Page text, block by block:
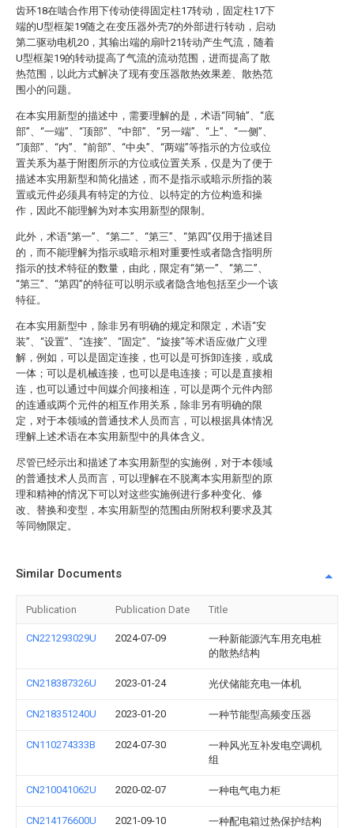
齿环18在啮合作用下传动使得固定柱17转动，固定柱17下
端的U型框架19随之在变压器外壳7的外部进行转动，启动
第二驱动电机20，其输出端的扇叶21转动产生气流，随着
U型框架19的转动提高了气流的流动范围，进而提高了散
热范围，以此方式解决了现有变压器散热效果差、散热范
围小的问题。
在本实用新型的描述中，需要理解的是，术语“同轴”、“底
部”、“一端”、“顶部”、“中部”、“另一端”、“上”、“一侧”、
“顶部”、“内”、“前部”、“中央”、“两端”等指示的方位或位
置关系为基于附图所示的方位或位置关系，仅是为了便于
描述本实用新型和简化描述，而不是指示或暗示所指的装
置或元件必须具有特定的方位、以特定的方位构造和操
作，因此不能理解为对本实用新型的限制。
此外，术语“第一”、“第二”、“第三”、“第四”仅用于描述目
的，而不能理解为指示或暗示相对重要性或者隐含指明所
指示的技术特征的数量，由此，限定有“第一”、“第二”、
“第三”、“第四”的特征可以明示或者隐含地包括至少一个该
特征。
在本实用新型中，除非另有明确的规定和限定，术语“安
装”、“设置”、“连接”、“固定”、“旋接”等术语应做广义理
解，例如，可以是固定连接，也可以是可拆卸连接，或成
一体；可以是机械连接，也可以是电连接；可以是直接相
连，也可以通过中间媒介间接相连，可以是两个元件内部
的连通或两个元件的相互作用关系，除非另有明确的限
定，对于本领域的普通技术人员而言，可以根据具体情况
理解上述术语在本实用新型中的具体含义。
尽管已经示出和描述了本实用新型的实施例，对于本领域
的普通技术人员而言，可以理解在不脱离本实用新型的原
理和精神的情况下可以对这些实施例进行多种变化、修
改、替换和变型，本实用新型的范围由所附权利要求及其
等同物限定。
Similar Documents
Publication Publication Date Title
CN221293029U 2024-07-09
一种新能源汽车用充电桩
的散热结构
CN218387326U 2023-01-24 光伏储能充电一体机
CN218351240U 2023-01-20 一种节能型高频变压器
CN110274333B 2024-07-30
一种风光互补发电空调机
组
CN210041062U 2020-02-07 一种电气电力柜
CN214176600U 2021-09-10 一种配电箱过热保护结构